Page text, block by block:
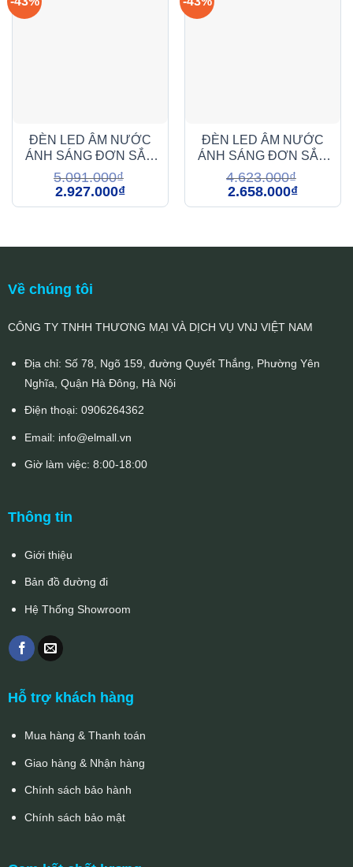
ĐÈN LED ÂM NƯỚC
ÁNH SÁNG ĐƠN SẮC
15W (DMA115)
5.091.000₫
Giá
gốc
là:
2.927.000₫Giá
tại
ĐÈN LED ÂM NƯỚC
ÁNH SÁNG ĐƠN SẮC
9W (DMA109)
4.623.000₫
Giá
gốc
là:
2.658.000₫Giá
tại
Về chúng tôi
CÔNG TY TNHH THƯƠNG MẠI VÀ DỊCH VỤ VNJ VIỆT NAM
Địa chỉ: Số 78, Ngõ 159, đường Quyết Thắng, Phường Yên
Nghĩa, Quận Hà Đông, Hà Nội
Điện thoại: 0906264362
Email: info@elmall.vn
Giờ làm việc: 8:00-18:00
Thông tin
Giới thiệu
Bản đồ đường đi
Hệ Thống Showroom
Hỗ trợ khách hàng
Mua hàng & Thanh toán
Giao hàng & Nhận hàng
Chính sách bảo hành
Chính sách bảo mật